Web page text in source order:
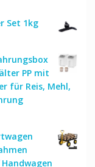
Set 1kg
PP mit
für Reis, Mehl,